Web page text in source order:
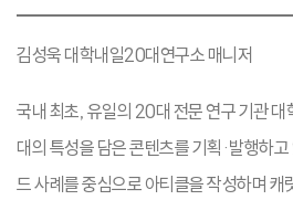
김성욱 대학내일20대연구소 매니저
국내 최초, 유일의 20대 전문 연구 기관
대의 특성을 담은 콘텐츠를 기획·발행하
드 사례를 중심으로 아티클을 작성하며 캐